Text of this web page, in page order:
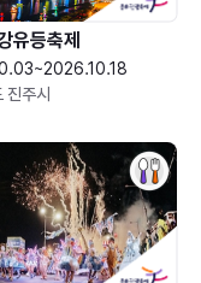
유등축제
진주시